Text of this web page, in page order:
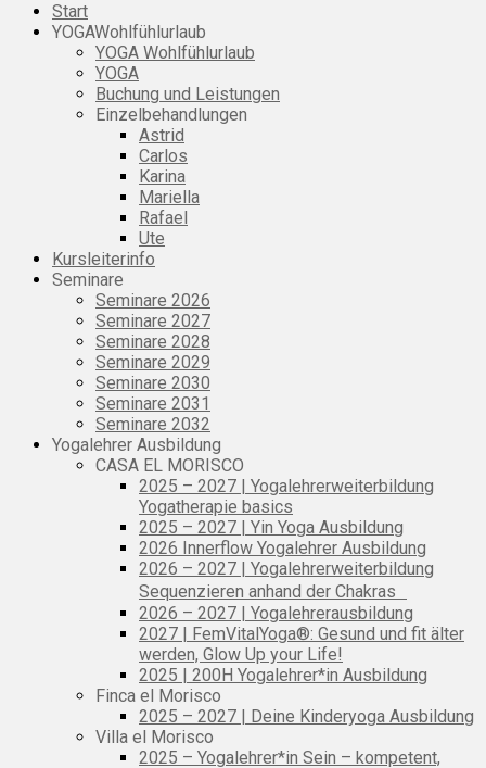
Start
YOGAWohlfühlurlaub
YOGA Wohlfühlurlaub
YOGA
Buchung und Leistungen
Einzelbehandlungen
Astrid
Carlos
Karina
Mariella
Rafael
Ute
Kursleiterinfo
Seminare
Seminare 2026
Seminare 2027
Seminare 2028
Seminare 2029
Seminare 2030
Seminare 2031
Seminare 2032
Yogalehrer Ausbildung
CASA EL MORISCO
2025 – 2027 | Yogalehrerweiterbildung
Yogatherapie basics
2025 – 2027 | Yin Yoga Ausbildung
2026 Innerflow Yogalehrer Ausbildung
2026 – 2027 | Yogalehrerweiterbildung
Sequenzieren anhand der Chakras
2026 – 2027 | Yogalehrerausbildung
2027 | FemVitalYoga®: Gesund und fit älter
werden, Glow Up your Life!
2025 | 200H Yogalehrer*in Ausbildung
Finca el Morisco
2025 – 2027 | Deine Kinderyoga Ausbildung
Villa el Morisco
2025 – Yogalehrer*in Sein – kompetent,